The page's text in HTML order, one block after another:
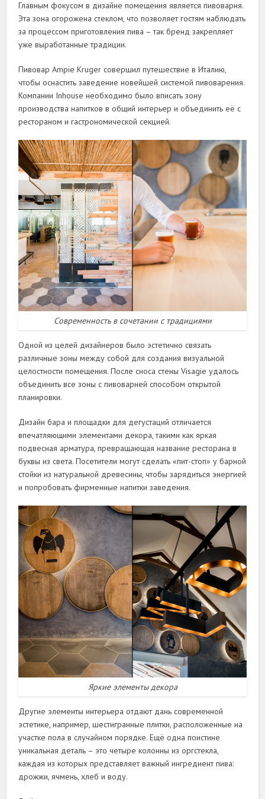
Главным фокусом в дизайне помещения является пивоварня.
Эта зона огорожена стеклом, что позволяет гостям наблюдать
за процессом приготовления пива – так бренд закрепляет
уже выработанные традиции.
Пивовар Ampie Kruger совершил путешествие в Италию,
чтобы оснастить заведение новейшей системой пивоварения.
Компании Inhouse необходимо было вписать зону
производства напитков в общий интерьер и объединить её с
рестораном и гастрономической секцией.
Современность в сочетании с традициями
Одной из целей дизайнеров было эстетично связать
различные зоны между собой для создания визуальной
целостности помещения. После сноса стены Visagie удалось
объединить все зоны с пивоварней способом открытой
планировки.
Дизайн бара и площадки для дегустаций отличается
впечатляющими элементами декора, такими как яркая
подвесная арматура, превращающая название ресторана в
буквы из света. Посетители могут сделать «пит-стоп» у барной
стойки из натуральной древесины, чтобы зарядиться энергией
и попробовать фирменные напитки заведения.
Яркие элементы декора
Другие элементы интерьера отдают дань современной
эстетике, например, шестигранные плитки, расположенные на
участке пола в случайном порядке. Ещё одна поистине
уникальная деталь – это четыре колонны из оргстекла,
каждая из которых представляет важный ингредиент пива:
дрожжи, ячмень, хлеб и воду.